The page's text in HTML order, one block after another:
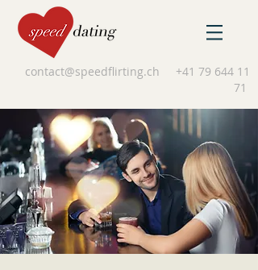
contact@speedflirting.ch
+41 79 644 11
71